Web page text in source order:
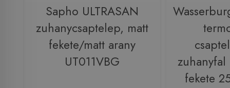
Sapho ULTRASAN
zuhanycsaptelep, matt
fekete/matt arany
UT011VBG
fekete